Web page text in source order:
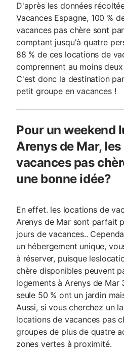
D'après les données
Vacances Espagne, 100 %
vacances pas chère sont
comptant jusqu'à quatre
88 % de ces locations de
comprennent au moins
C'est donc la destination
petit groupe en vacances !
Pour un weekend
Arenys de Mar,
vacances pas
une bonne idée?
En effet. les locations de
Arenys de Mar sont parfait
jours de vacances..
un hébergement unique,
à réserver, puisque
chère disponibles peuvent
logements à Arenys de Mar
seule 50 % ont un jardin
Aussi, si vous cherchez un
locations de vacances pas
groupes de plus de quatre
zones vertes à proximité.